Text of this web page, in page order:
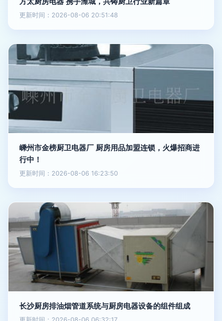
更新时间：2026-08-06 20:51:48
嵊州市金榜厨卫电器厂 厨房用品加盟连锁，火爆招商进
行中！
更新时间：2026-08-06 16:23:50
长沙厨房排油烟管道系统与厨房电器设备的组件组成